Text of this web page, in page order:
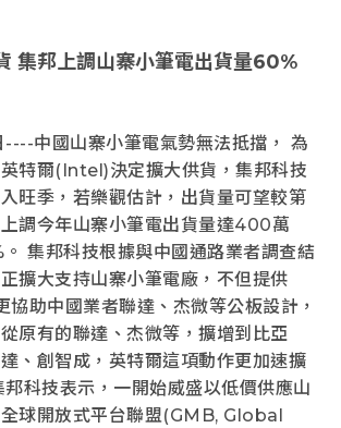
集邦上調山寨小筆電出貨量60%
中國山寨小筆電氣勢無法抵擋， 為
特爾(Intel)決定擴大供貨，集邦科技
旺季，若樂觀估計，出貨量可望較第
調今年山寨小筆電出貨量達400萬
集邦科技根據與中國通路業者調查結
擴大支持山寨小筆電廠，不但提供
助中國業者聯達、杰微等公板設計，
原有的聯達、杰微等，擴增到比亞
、創智成，英特爾這項動作更加速擴
科技表示，一開始威盛以低價供應山
球開放式平台聯盟(GMB, Global